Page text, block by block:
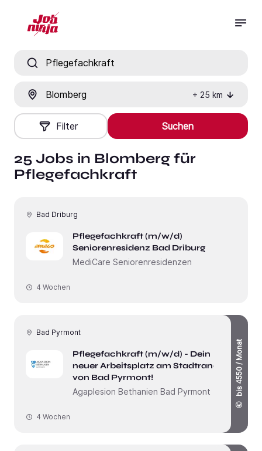
+ 25 km
Filter Suchen
25 Jobs in Blomberg für
Pflegefachkraft
Bad Driburg
Pflegefachkraft (m/w/d)
Seniorenresidenz Bad Driburg
MediCare Seniorenresidenzen
4 Wochen
Bad Pyrmont
Pflegefachkraft (m/w/d) - Dein
neuer Arbeitsplatz am Stadtrand
von Bad Pyrmont!
Agaplesion Bethanien Bad Pyrmont
bis 4550 / Monat
4 Wochen